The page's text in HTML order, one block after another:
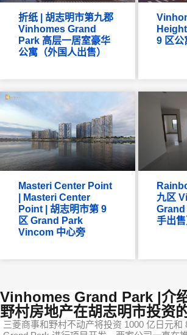
折纸 | 胡志明市第九郡
Vinhomes Grand
Park 高层一居室豪华
公寓（外国人出售）
9 区公
Masteri Center Point
| Masteri Center
Point | 胡志明市第 9
区 Grand Park
Vincom 中心旁
九区
Grand
手出售
Vinhomes Grand Park |介
野村房地产在胡志明市投资
三菱商事和野村不动产将投资 1000 亿日元和